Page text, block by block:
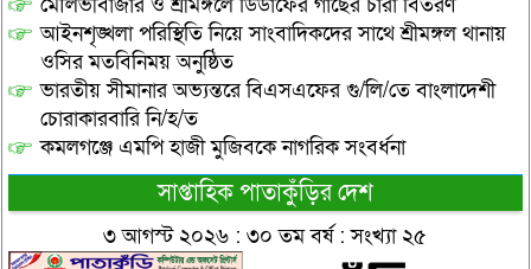
মৌলভীবাজার ও শ্রীমঙ্গলে ডিডাফের গাছের চারা বিতরণ
আইনশৃঙ্খলা পরিস্থিতি নিয়ে সাংবাদিকদের সাথে শ্রীমঙ্গল থানায়
ওসির মতবিনিময় অনুষ্ঠিত
ভারতীয় সীমানার অভ্যন্তরে বিএসএফের গু/লি/তে বাংলাদেশী
চোরাকারবারি নি/হ/ত
কমলগঞ্জে এমপি হাজী মুজিবকে নাগরিক সংবর্ধনা
সাপ্তাহিক পাতাকুঁড়ির দেশ
৩ আগস্ট ২০২৬ : ৩০ তম বর্ষ : সংখ্যা ২৫